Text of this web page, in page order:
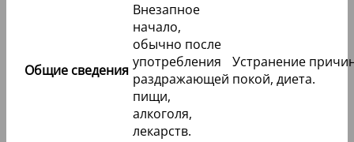
Общие сведения
Внезапное
начало,
обычно после
употребления
раздражающей
пищи,
алкоголя,
лекарств.
Устранение
покой, диета.